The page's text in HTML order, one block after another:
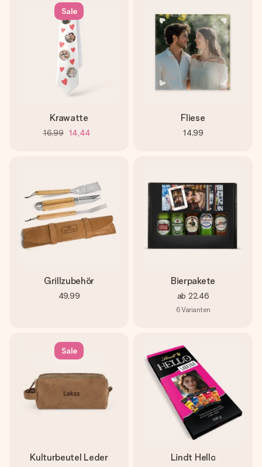
Sale
Krawatte
16,99 14,44
Fliese
14,99
Grillzubehör
49,99
Bierpakete
ab 22,46
6Varianten
Sale
Kulturbeutel Leder Lindt Hello